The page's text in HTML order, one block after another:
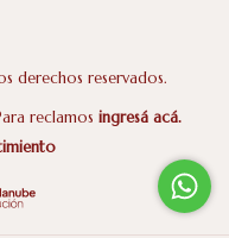
derechos reservados.
reclamos ingresá acá.